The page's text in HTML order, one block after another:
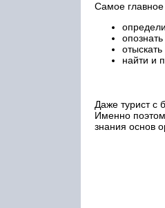
Самое
найти и
Даже турист с
Именно
знания основ